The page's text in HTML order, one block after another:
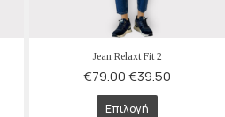
Jean Relaxt Fit 2
€79.00€39.50
Επιλογή